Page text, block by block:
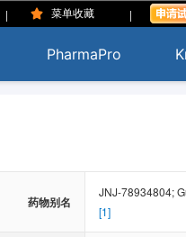
| 菜单收藏 |
PharmaPro
药物别名
JNJ-78934804;
[1]